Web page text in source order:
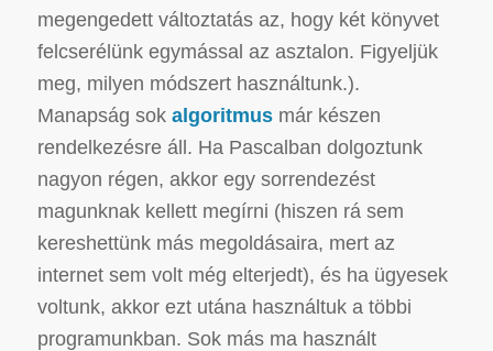
megengedett változtatás az, hogy két könyvet
felcserélünk egymással az asztalon. Figyeljük
meg, milyen módszert használtunk.).
Manapság sok algoritmusmár készen
rendelkezésre áll. Ha Pascalban dolgoztunk
nagyon régen, akkor egy sorrendezést
magunknak kellett megírni (hiszen rá sem
kereshettünk más megoldásaira, mert az
internet sem volt még elterjedt), és ha ügyesek
voltunk, akkor ezt utána használtuk a többi
programunkban. Sok más ma használt